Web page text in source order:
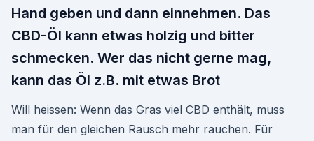
Hand geben und dann einnehmen. Das
CBD-Öl kann etwas holzig und bitter
schmecken. Wer das nicht gerne mag,
kann das Öl z.B. mit etwas Brot
Will heissen: Wenn das Gras viel CBD enthält, muss
man für den gleichen Rausch mehr rauchen. Für